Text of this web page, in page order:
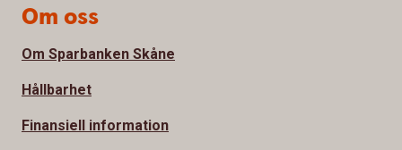
Om oss
Om Sparbanken Skåne
Hållbarhet
Finansiell information